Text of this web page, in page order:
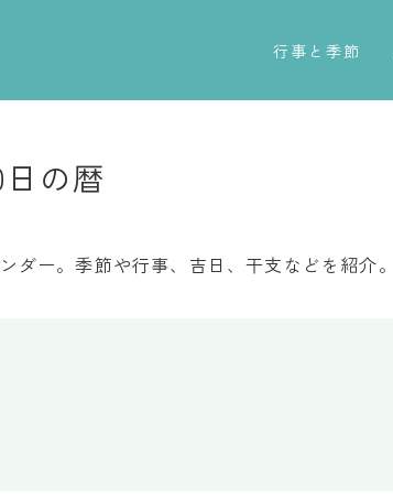
行事と季節
五節句
の暦
ダー。季節や行事、吉日、干支などを紹介。